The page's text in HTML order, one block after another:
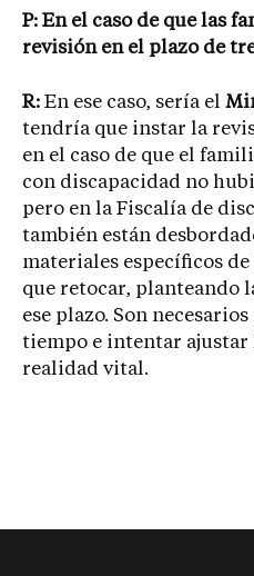
P: En el caso de que las
revisión en el plazo de
R: En ese caso, sería el
tendría que instar la
en el caso de que el
con discapacidad no
pero en la Fiscalía de
también están
materiales específicos
que retocar, planteando
ese plazo. Son
tiempo e intentar
realidad vital.